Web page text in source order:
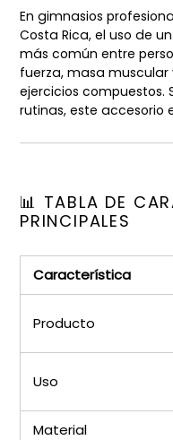
En gimnasios
Costa Rica, el uso de
más común entre
fuerza, masa
ejercicios compuestos.
rutinas, este accesorio
📊 TABLA DE
PRINCIPALES
Característica
Producto
Uso
Material